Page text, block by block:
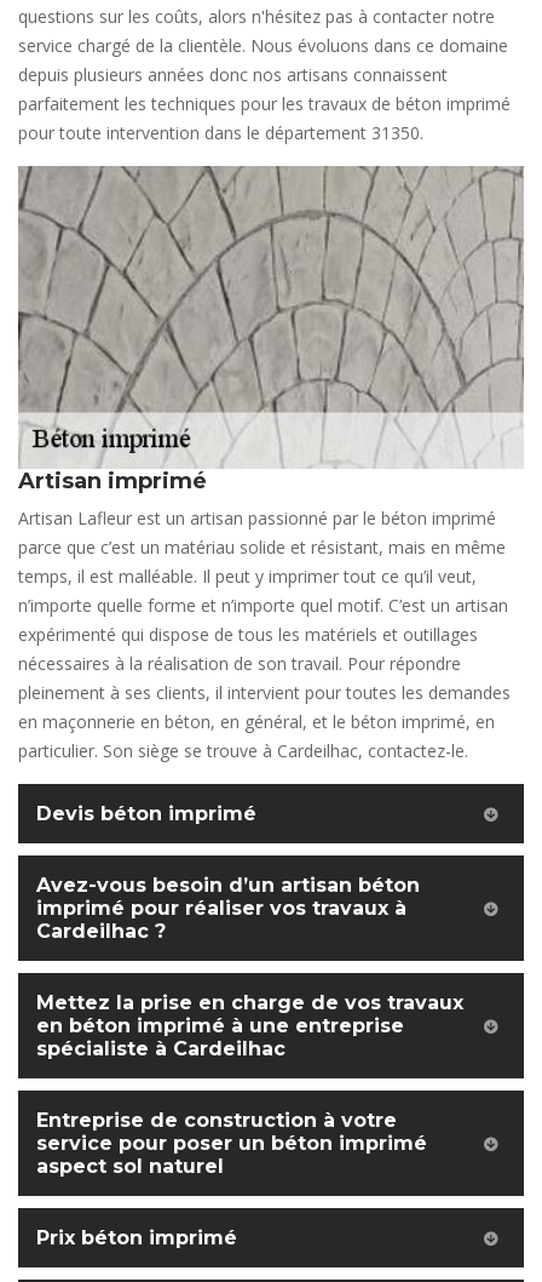
questions sur les coûts, alors n'hésitez pas à contacter notre
service chargé de la clientèle. Nous évoluons dans ce domaine
depuis plusieurs années donc nos artisans connaissent
parfaitement les techniques pour les travaux de béton imprimé
pour toute intervention dans le département 31350.
Artisan imprimé
Artisan Lafleur est un artisan passionné par le béton imprimé
parce que c’est un matériau solide et résistant, mais en même
temps, il est malléable. Il peut y imprimer tout ce qu’il veut,
n’importe quelle forme et n’importe quel motif. C’est un artisan
expérimenté qui dispose de tous les matériels et outillages
nécessaires à la réalisation de son travail. Pour répondre
pleinement à ses clients, il intervient pour toutes les demandes
en maçonnerie en béton, en général, et le béton imprimé, en
particulier. Son siège se trouve à Cardeilhac, contactez-le.
Devis béton imprimé
Avez-vous besoin d’un artisan béton
imprimé pour réaliser vos travaux à
Cardeilhac ?
Mettez la prise en charge de vos travaux
en béton imprimé à une entreprise
spécialiste à Cardeilhac
Entreprise de construction à votre
service pour poser un béton imprimé
aspect sol naturel
Prix béton imprimé